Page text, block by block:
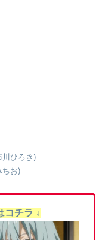
川ひろき)
ちお)
コチラ ↓